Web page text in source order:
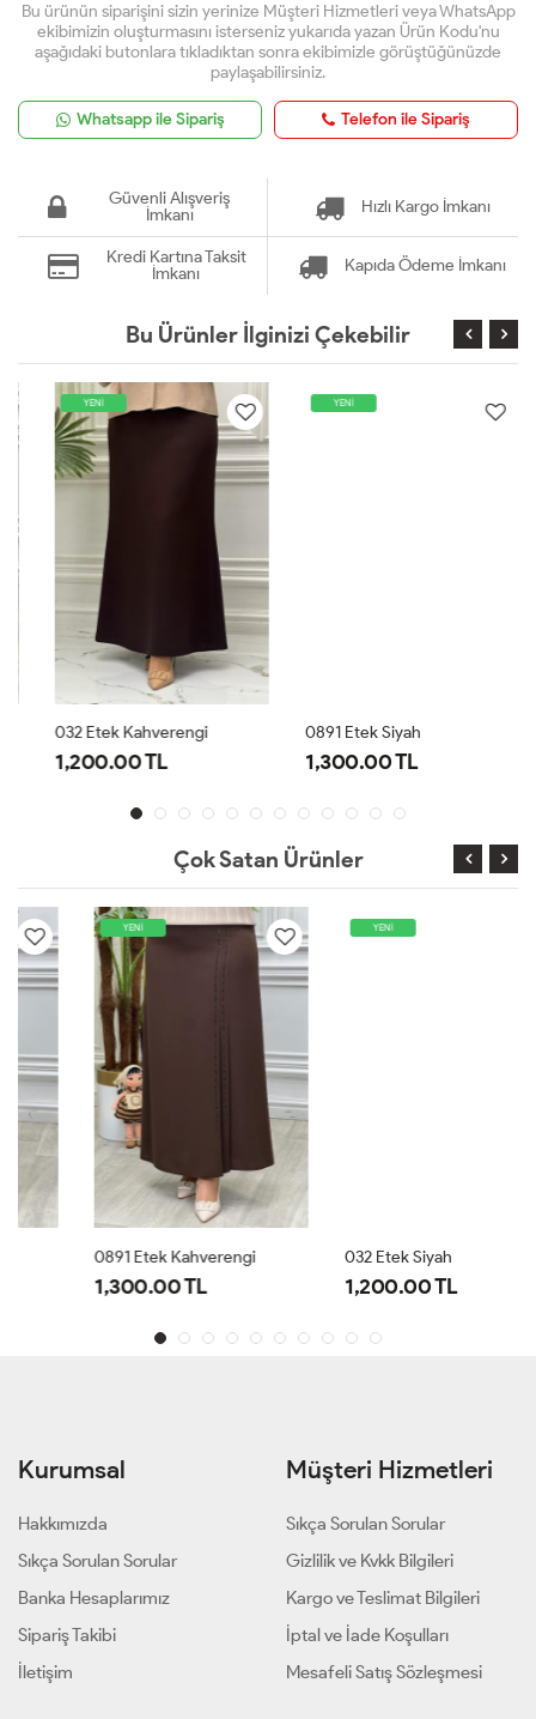
Bu ürünün siparişini sizin yerinize Müşteri Hizmetleri veya WhatsApp
ekibimizin oluşturmasını isterseniz yukarıda yazan Ürün Kodu'nu
aşağıdaki butonlara tıkladıktan sonra ekibimizle görüştüğünüzde
paylaşabilirsiniz.
Whatsapp ile Sipariş Telefon ile Sipariş
Güvenli Alışveriş
İmkanı
Hızlı Kargo İmkanı
Kredi Kartına Taksit
İmkanı
Kapıda Ödeme İmkanı
Bu Ürünler İlginizi Çekebilir
YENİ
032 Etek Kahverengi
1,200.00 TL
YENİ
0891 Etek Siyah
1,300.00 TL
Çok Satan Ürünler
0891 Etek Kahverengi
1,300.00 TL
032 Etek Siyah
1,200.00 TL
Kurumsal
Hakkımızda
Sıkça Sorulan Sorular
Banka Hesaplarımız
Sipariş Takibi
İletişim
Müşteri Hizmetleri
Sıkça Sorulan Sorular
Gizlilik ve Kvkk Bilgileri
Kargo ve Teslimat Bilgileri
İptal ve İade Koşulları
Mesafeli Satış Sözleşmesi